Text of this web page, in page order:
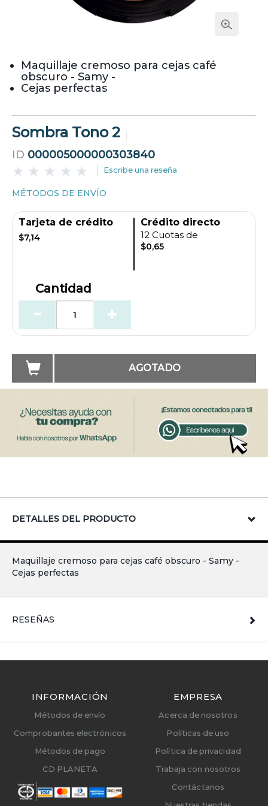
Maquillaje cremoso para cejas café
obscuro - Samy -
Cejas perfectas
Sombra Tono 2
ID 000005000000303840
Escribe una reseña
MÉTODOS DE ENVÍO
Tarjeta de crédito
$7,14
Crédito directo
12 Cuotas de
$0,65
Cantidad
AGOTADO
DETALLES DEL PRODUCTO
Maquillaje cremoso para cejas café obscuro - Samy -
Cejas perfectas
RESEÑAS
INFORMACIÓN
Métodos de envío
Comprobantes electrónicos
Métodos de pago
CD PLANETA
EMPRESA
Acerca de nosotros
Políticas de uso
Política de privacidad
Trabaja con nosotros
Contáctanos